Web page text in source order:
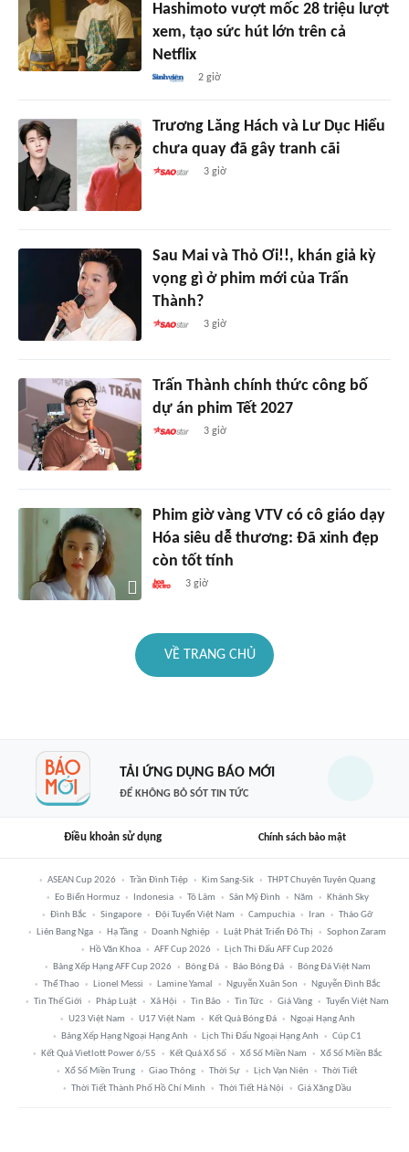
Hashimoto vượt mốc 28 triệu lượt
xem, tạo sức hút lớn trên cả
Netflix
2 giờ
Trương Lăng Hách và Lư Dục Hiểu
chưa quay đã gây tranh cãi
3 giờ
Sau Mai và Thỏ Ơi!!, khán giả kỳ
vọng gì ở phim mới của Trấn
Thành?
3 giờ
Trấn Thành chính thức công bố
dự án phim Tết 2027
3 giờ
Phim giờ vàng VTV có cô giáo dạy
Hóa siêu dễ thương: Đã xinh đẹp
còn tốt tính
3 giờ
VỀ TRANG CHỦ
TẢI ỨNG DỤNG BÁO MỚI
ĐỂ KHÔNG BỎ SÓT TIN TỨC
Điều khoản sử dụng Chính sách bảo mật
ASEAN Cup 2026 Trần Đình Tiệp Kim Sang-Sik
THPT Chuyên Tuyên Quang
Eo Biển Hormuz
Indonesia Tô Lâm Sân Mỹ Đình Năm
Khánh Sky
Đình Bắc
Singapore Đội Tuyển Việt Nam Campuchia Iran
Tháo Gỡ
Liên Bang Nga
Hạ Tầng Doanh Nghiệp Luật Phát Triển Đô Thị
Sophon Zaram
Hồ Văn Khoa
AFF Cup 2026
Lịch Thi Đấu AFF Cup 2026
Bảng Xếp Hạng AFF Cup 2026
Bóng Đá Báo Bóng Đá
Bóng Đá Việt Nam
Thể Thao
Lionel Messi Lamine Yamal Nguyễn Xuân Son
Nguyễn Đình Bắc
Tin Thế Giới
Pháp Luật Xã Hội Tin Bão Tin Tức Giá Vàng
Tuyển Việt Nam
U23 Việt Nam
U17 Việt Nam Kết Quả Bóng Đá
Ngoại Hạng Anh
Bảng Xếp Hạng Ngoại Hạng Anh
Lịch Thi Đấu Ngoại Hạng Anh
Cúp C1
Kết Quả Vietlott Power 6/55
Kết Quả Xổ Số Xổ Số Miền Nam
Xổ Số Miền Bắc
Xổ Số Miền Trung
Giao Thông Thời Sự Lịch Vạn Niên
Thời Tiết
Thời Tiết Thành Phố Hồ Chí Minh
Thời Tiết Hà Nội Giá Xăng Dầu